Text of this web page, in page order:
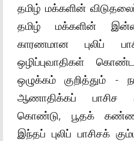
தமிழ் மக்களின்
தமிழ் மக்களின்
காரணமான புலிப்
ஒழிப்புவாதிகள்
ஒழுக்கம் குறித்தும் -
ஆணாதிக்கப் பாசிச
கொண்டு, பூதக்
இந்தப் புலிப் பாசிசக்